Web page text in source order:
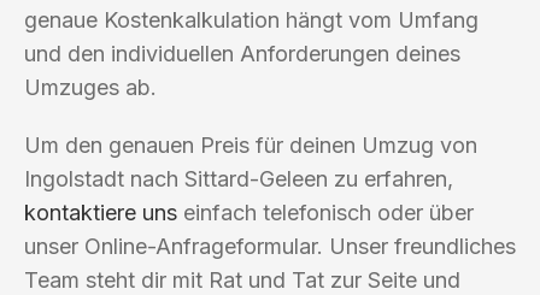
genaue Kostenkalkulation hängt vom Umfang
und den individuellen Anforderungen deines
Umzuges ab.
Um den genauen Preis für deinen Umzug von
Ingolstadt nach Sittard-Geleen zu erfahren,
kontaktiere uns einfach telefonisch oder über
unser Online-Anfrageformular. Unser freundliches
Team steht dir mit Rat und Tat zur Seite und